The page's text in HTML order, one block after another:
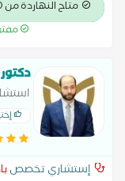
متاح النهاردة من 4:00 مساءً
إستشاري تخصص